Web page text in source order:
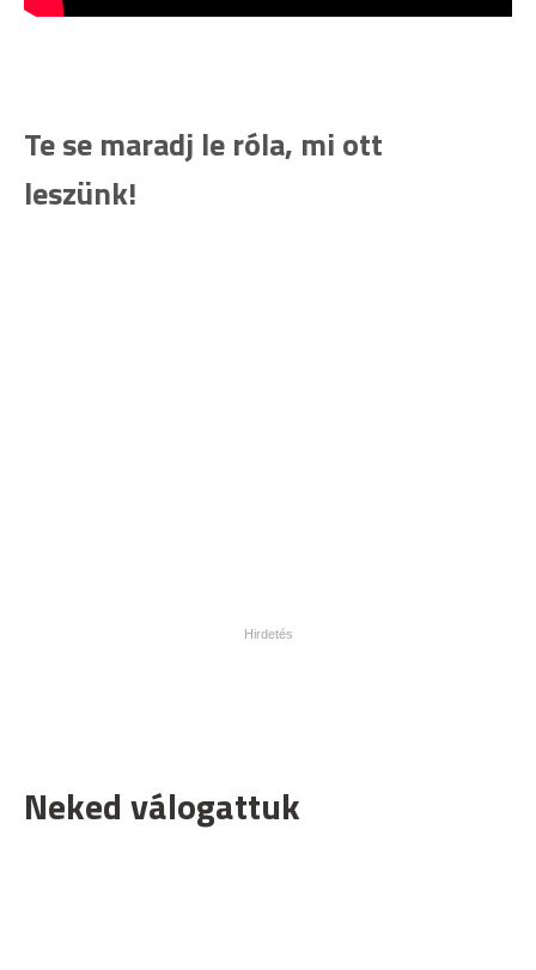
Te se maradj le róla, mi ott
leszünk!
Neked válogattuk